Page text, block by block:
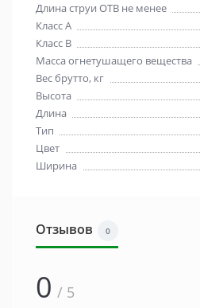
Длина струи ОТВ не менее
Класс А
Класс В
Масса огнетушащего вещества
Вес брутто, кг
Высота
Длина
Тип
Цвет
Ширина
Отзывов 0
0 / 5